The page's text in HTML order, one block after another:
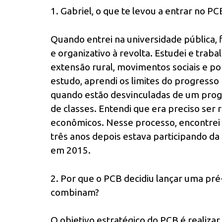
1. Gabriel, o que te levou a entrar no
Quando entrei na universidade
e organizativo à revolta. Estudei e
extensão rural, movimentos sociais e
estudo, aprendi os limites do
quando estão desvinculadas de um
de classes. Entendi que era preciso ser
econômicos. Nesse processo,
três anos depois estava participando
em 2015.
2. Por que o PCB decidiu lançar uma
combinam?